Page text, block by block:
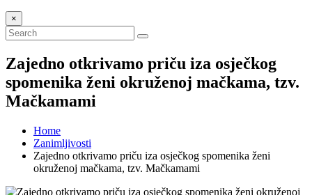
×
Zajedno otkrivamo priču iza osječkog
spomenika ženi okruženoj mačkama, tzv.
Mačkamami
Home
Zanimljivosti
Zajedno otkrivamo priču iza osječkog spomenika ženi
okruženoj mačkama, tzv. Mačkamami